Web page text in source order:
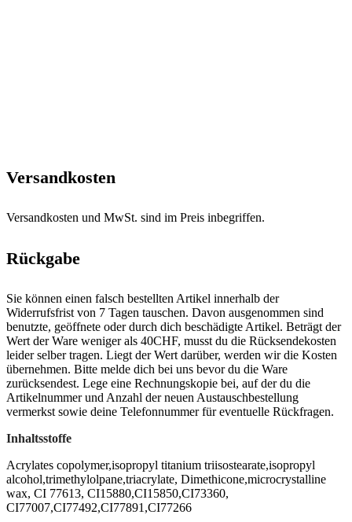
Versandkosten
Versandkosten und MwSt. sind im Preis inbegriffen.
Rückgabe
Sie können einen falsch bestellten Artikel innerhalb der
Widerrufsfrist von 7 Tagen tauschen. Davon ausgenommen sind
benutzte, geöffnete oder durch dich beschädigte Artikel. Beträgt der
Wert der Ware weniger als 40CHF, musst du die Rücksendekosten
leider selber tragen. Liegt der Wert darüber, werden wir die Kosten
übernehmen. Bitte melde dich bei uns bevor du die Ware
zurücksendest. Lege eine Rechnungskopie bei, auf der du die
Artikelnummer und Anzahl der neuen Austauschbestellung
vermerkst sowie deine Telefonnummer für eventuelle Rückfragen.
Inhaltsstoffe
Acrylates copolymer,isopropyl titanium triisostearate,isopropyl
alcohol,trimethylolpane,triacrylate, Dimethicone,microcrystalline
wax, CI 77613, CI15880,CI15850,CI73360,
CI77007,CI77492,CI77891,CI77266